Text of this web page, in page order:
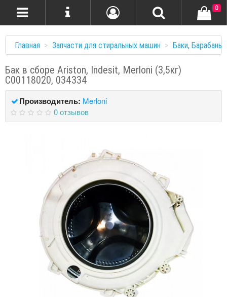
0
Главная Запчасти для стиральных машин Баки, Барабаны
Бак в сборе Ariston, Indesit, Merloni (3,5кг)
C00118020, 034334
Производитель: Merloni
0 отзывов